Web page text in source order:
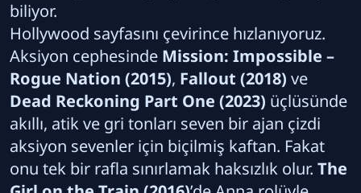
biliyor.
Hollywood sayfasını çevirince hızlanıyoruz.
Aksiyon cephesinde Mission: Impossible –
Rogue Nation (2015), Fallout (2018) ve
Dead Reckoning Part One (2023) üçlüsünde
akıllı, atik ve gri tonları seven bir ajan çizdi
aksiyon sevenler için biçilmiş kaftan. Fakat
onu tek bir rafla sınırlamak haksızlık olur. The